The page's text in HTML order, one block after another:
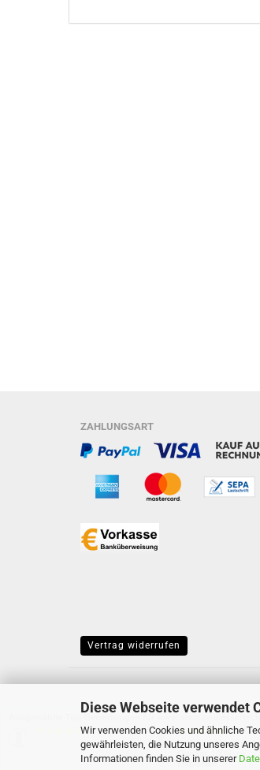
Diese Webseite verwendet
Wir verwenden Cookies und ähnliche
gewährleisten, die Nutzung unseres
Informationen finden Sie in unserer
ZAHLUNGSART
Vertrag widerrufen
07.08.26▼
Sehr kompetent und
Qualität. 100% zu
empfehlen